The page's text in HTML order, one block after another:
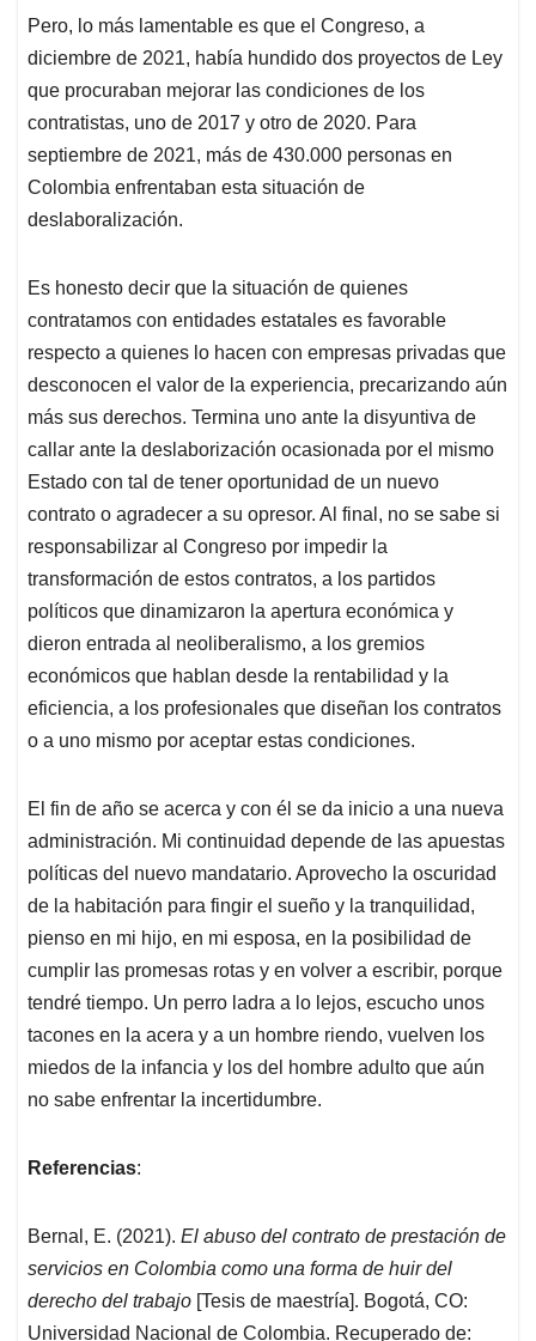
Pero, lo más lamentable es que el Congreso, a
diciembre de 2021, había hundido dos proyectos de Ley
que procuraban mejorar las condiciones de los
contratistas, uno de 2017 y otro de 2020. Para
septiembre de 2021, más de 430.000 personas en
Colombia enfrentaban esta situación de
deslaboralización.
Es honesto decir que la situación de quienes
contratamos con entidades estatales es favorable
respecto a quienes lo hacen con empresas privadas que
desconocen el valor de la experiencia, precarizando aún
más sus derechos. Termina uno ante la disyuntiva de
callar ante la deslaborización ocasionada por el mismo
Estado con tal de tener oportunidad de un nuevo
contrato o agradecer a su opresor. Al final, no se sabe si
responsabilizar al Congreso por impedir la
transformación de estos contratos, a los partidos
políticos que dinamizaron la apertura económica y
dieron entrada al neoliberalismo, a los gremios
económicos que hablan desde la rentabilidad y la
eficiencia, a los profesionales que diseñan los contratos
o a uno mismo por aceptar estas condiciones.
El fin de año se acerca y con él se da inicio a una nueva
administración. Mi continuidad depende de las apuestas
políticas del nuevo mandatario. Aprovecho la oscuridad
de la habitación para fingir el sueño y la tranquilidad,
pienso en mi hijo, en mi esposa, en la posibilidad de
cumplir las promesas rotas y en volver a escribir, porque
tendré tiempo. Un perro ladra a lo lejos, escucho unos
tacones en la acera y a un hombre riendo, vuelven los
miedos de la infancia y los del hombre adulto que aún
no sabe enfrentar la incertidumbre.
Referencias:
Bernal, E. (2021). El abuso del contrato de prestación de
servicios en Colombia como una forma de huir del
derecho del trabajo [Tesis de maestría]. Bogotá, CO:
Universidad Nacional de Colombia. Recuperado de: